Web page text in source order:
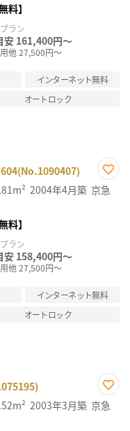
料】
ラン
安 161,400円～
他 27,500円～
インターネット無料
オートロック
お気
に入
2004年4月築 京急
料】
ラン
安 158,400円～
他 27,500円～
インターネット無料
オートロック
お気
に入
2003年3月築 京急